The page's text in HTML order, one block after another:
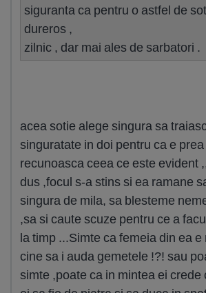
siguranta ca pentru o astfel de
dureros ,
zilnic , dar mai ales de sarbatori .
acea sotie alege singura sa
singuratate in doi pentru ca e
recunoasca ceea ce este evident
dus ,focul s-a stins si ea ramane
singura de mila, sa blesteme
,sa si caute scuze pentru ce a
la timp ...Simte ca femeia din ea
cine sa i auda gemetele !?! sau
simte ,poate ca in mintea ei crede